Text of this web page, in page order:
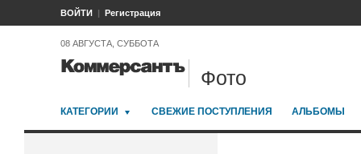
ВОЙТИ Регистрация
08 АВГУСТА, СУББОТА
Фото
КАТЕГОРИИ СВЕЖИЕ ПОСТУПЛЕНИЯ АЛЬБОМЫ